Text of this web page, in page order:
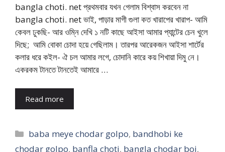
bangla choti. net প্রথমবার যখন গেলাম বিশ্বাস করবেন না
bangla choti. net ভাই, পাড়ার মাগী গুলা কত খারাপের খারাপ- আমি
কেবল ঢুকছি- আর ওম্নি দেখি ১ নটি কাছে আইসা আমার প্যান্টের চেন খুলে
দিছে; আমি বোকা চোদা হয়ে গেছিলাম। তারপর আরেকজন আইসা শার্টের
কলার ধরে কইল- ঐ চল আমার লগে, চোদানি কারে কয় শিখায়া দিমু নে।
একরকম টানতে টানতেই আমারে …
Read more
Categories
baba meye chodar golpo, bandhobi ke
chodar golpo, banfla choti, bangla chodar boi,